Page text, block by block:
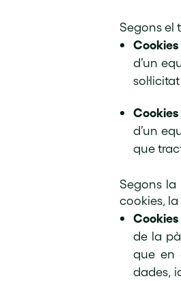
Segons el
d’un
d’un
que
Segons
cookies,
de la
que en
dades,